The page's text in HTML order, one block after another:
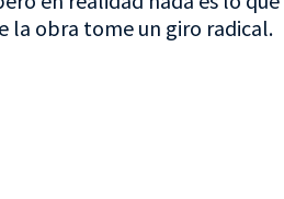
la obra tome un giro radical.